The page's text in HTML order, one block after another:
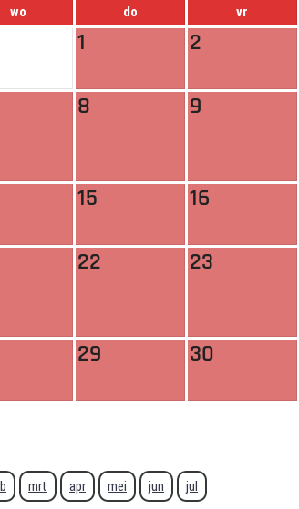
wo do vr
1 2
8 9
15 16
22 23
29 30
mrt apr mei jun jul